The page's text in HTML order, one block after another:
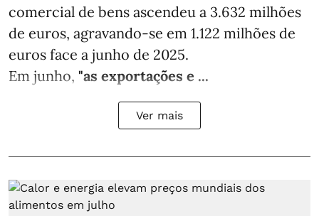
comercial de bens ascendeu a 3.632 milhões
de euros, agravando-se em 1.122 milhões de
euros face a junho de 2025.
Em junho, "as exportações e ...
Ver mais